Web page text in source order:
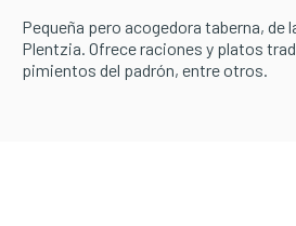
Pequeña pero acogedora taberna, de
Plentzia. Ofrece raciones y platos
pimientos del padrón, entre otros.